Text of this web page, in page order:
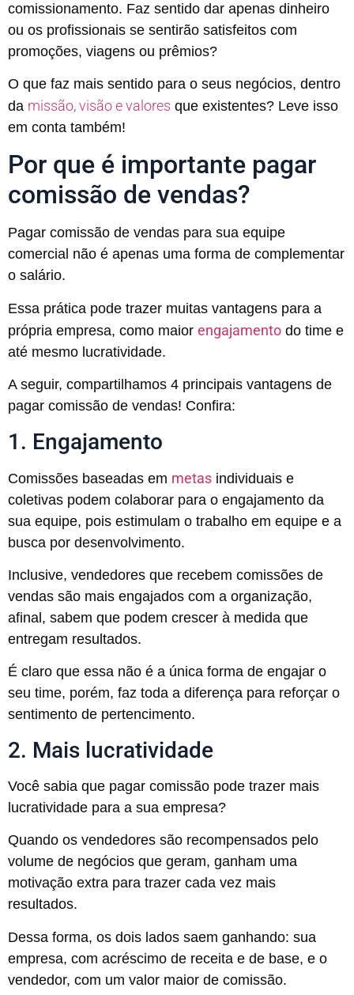
comissionamento. Faz sentido dar apenas dinheiro
ou os profissionais se sentirão satisfeitos com
promoções, viagens ou prêmios?
O que faz mais sentido para o seus negócios, dentro
da missão, visão e valores que existentes? Leve isso
em conta também!
Por que é importante pagar
comissão de vendas?
Pagar comissão de vendas para sua equipe
comercial não é apenas uma forma de complementar
o salário.
Essa prática pode trazer muitas vantagens para a
própria empresa, como maior engajamento do time e
até mesmo lucratividade.
A seguir, compartilhamos 4 principais vantagens de
pagar comissão de vendas! Confira:
1. Engajamento
Comissões baseadas em metas individuais e
coletivas podem colaborar para o engajamento da
sua equipe, pois estimulam o trabalho em equipe e a
busca por desenvolvimento.
Inclusive, vendedores que recebem comissões de
vendas são mais engajados com a organização,
afinal, sabem que podem crescer à medida que
entregam resultados.
É claro que essa não é a única forma de engajar o
seu time, porém, faz toda a diferença para reforçar o
sentimento de pertencimento.
2. Mais lucratividade
Você sabia que pagar comissão pode trazer mais
lucratividade para a sua empresa?
Quando os vendedores são recompensados pelo
volume de negócios que geram, ganham uma
motivação extra para trazer cada vez mais
resultados.
Dessa forma, os dois lados saem ganhando: sua
empresa, com acréscimo de receita e de base, e o
vendedor, com um valor maior de comissão.